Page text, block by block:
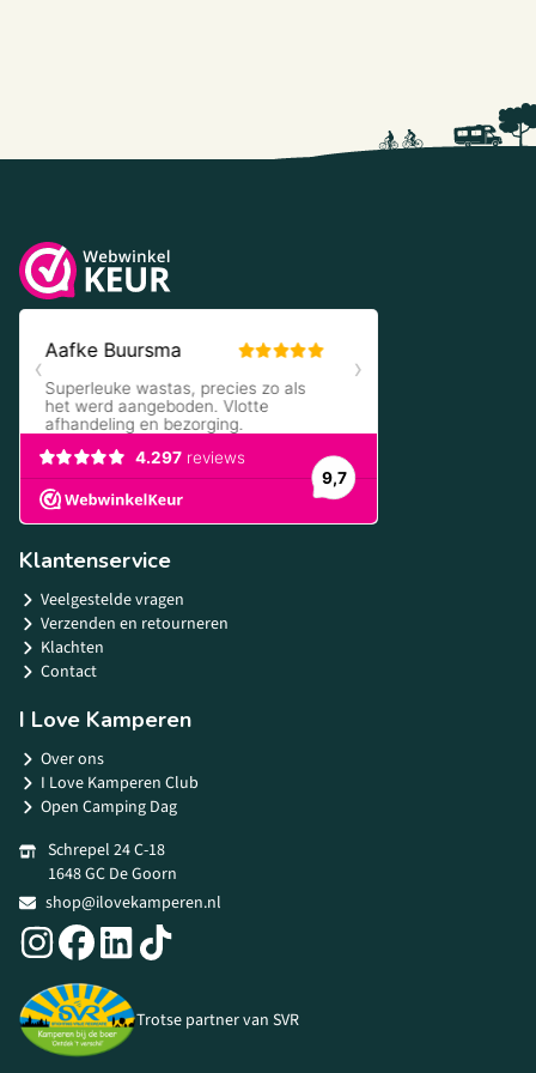
Klantenservice
Veelgestelde vragen
Verzenden en retourneren
Klachten
Contact
I Love Kamperen
Over ons
I Love Kamperen Club
Open Camping Dag
Schrepel 24 C-18
1648 GC De Goorn
shop@ilovekamperen.nl
Trotse partner van SVR